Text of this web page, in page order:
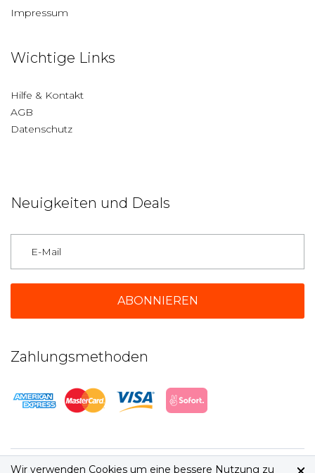
Impressum
Wichtige Links
Hilfe & Kontakt
AGB
Datenschutz
Neuigkeiten und Deals
Zahlungsmethoden
2026 © jetbeds.com AGB|Datenschutz
Wir verwenden Cookies um eine bessere Nutzung zu